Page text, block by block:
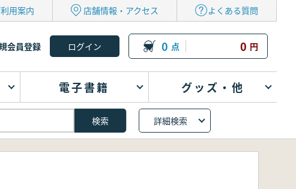
用案内 店舗情報・アクセス よくある質問
会員登録 0 点 0 円
電子書籍 グッズ・他
詳細検索